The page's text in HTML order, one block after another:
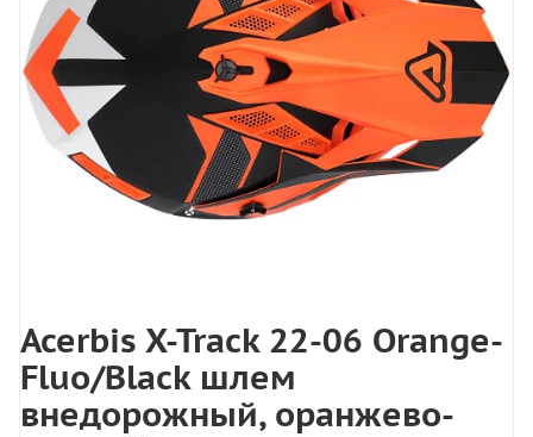
Acerbis X-Track 22-06 Orange-
Fluo/Black шлем
внедорожный, оранжево-